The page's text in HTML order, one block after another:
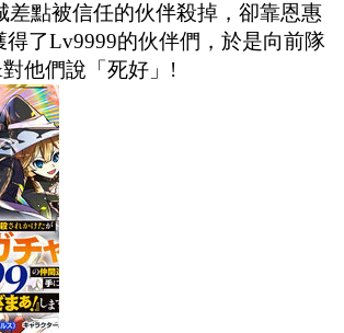
差點被信任的伙伴殺掉，卻靠恩惠
得了Lv9999的伙伴們，於是向前隊
他們說「死好」!